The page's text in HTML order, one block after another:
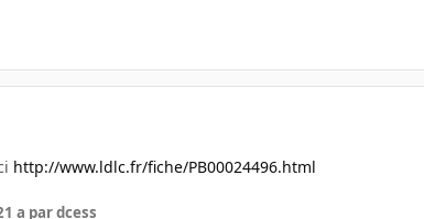
http://www.ldlc.fr/fiche/PB00024496.html
a par dcess